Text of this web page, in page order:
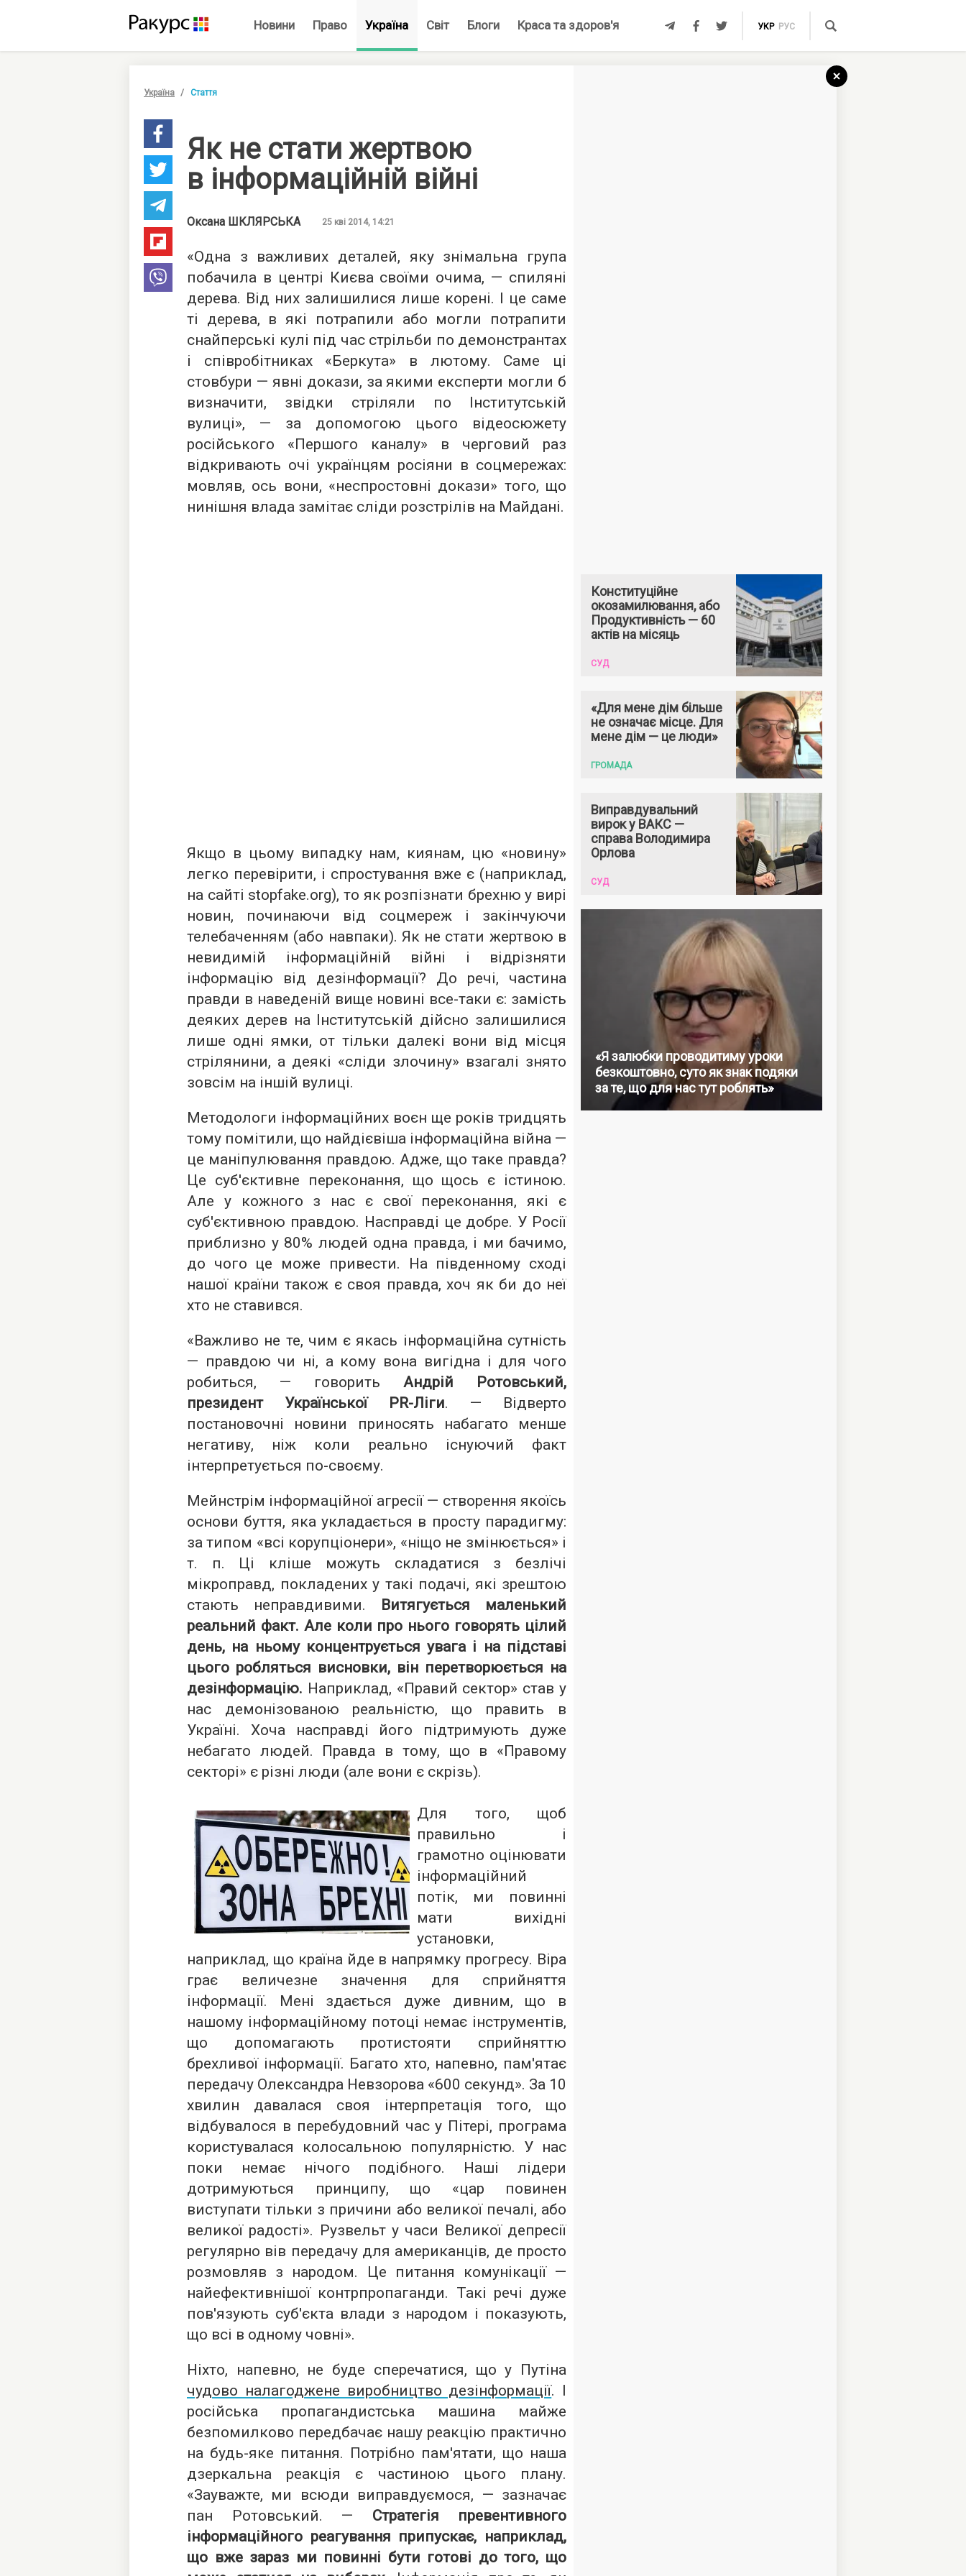
Новини Право Україна Світ Блоги Краса та здоров'я УКР РУС
Україна Стаття
Як не стати жертвою
в інформаційній війні
Оксана ШКЛЯРСЬКА 25 кві 2014, 14:21
«Одна з важливих деталей, яку знімальна група
побачила в центрі Києва своїми очима, — спиляні
дерева. Від них залишилися лише корені. І це саме
ті дерева, в які потрапили або могли потрапити
снайперські кулі під час стрільби по демонстрантах
і співробітниках «Беркута» в лютому. Саме ці
стовбури — явні докази, за якими експерти могли б
визначити, звідки стріляли по Інститутській
вулиці», — за допомогою цього відеосюжету
російського «Першого каналу» в черговий раз
відкривають очі українцям росіяни в соцмережах:
мовляв, ось вони, «неспростовні докази» того, що
нинішня влада замітає сліди розстрілів на Майдані.
Якщо в цьому випадку нам, киянам, цю «новину»
легко перевірити, і спростування вже є (наприклад,
на сайті stopfake.org), то як розпізнати брехню у вирі
новин, починаючи від соцмереж і закінчуючи
телебаченням (або навпаки). Як не стати жертвою в
невидимій інформаційній війні і відрізняти
інформацію від дезінформації? До речі, частина
правди в наведеній вище новині все-таки є: замість
деяких дерев на Інститутській дійсно залишилися
лише одні ямки, от тільки далекі вони від місця
стрілянини, а деякі «сліди злочину» взагалі знято
зовсім на іншій вулиці.
Методологи інформаційних воєн ще років тридцять
тому помітили, що найдієвіша інформаційна війна —
це маніпулювання правдою. Адже, що таке правда?
Це суб'єктивне переконання, що щось є істиною.
Але у кожного з нас є свої переконання, які є
суб'єктивною правдою. Насправді це добре. У Росії
приблизно у 80% людей одна правда, і ми бачимо,
до чого це може привести. На південному сході
нашої країни також є своя правда, хоч як би до неї
хто не ставився.
«Важливо не те, чим є якась інформаційна сутність
— правдою чи ні, а кому вона вигідна і для чого
робиться, — говорить Андрій Ротовський,
президент Української PR-Ліги. — Відверто
постановочні новини приносять набагато менше
негативу, ніж коли реально існуючий факт
інтерпретується по-своєму.
Мейнстрім інформаційної агресії — створення якоїсь
основи буття, яка укладається в просту парадигму:
за типом «всі корупціонери», «ніщо не змінюється» і
т. п. Ці кліше можуть складатися з безлічі
мікроправд, покладених у такі подачі, які зрештою
стають неправдивими. Витягується маленький
реальний факт. Але коли про нього говорять цілий
день, на ньому концентрується увага і на підставі
цього робляться висновки, він перетворюється на
дезінформацію. Наприклад, «Правий сектор» став у
нас демонізованою реальністю, що править в
Україні. Хоча насправді його підтримують дуже
небагато людей. Правда в тому, що в «Правому
секторі» є різні люди (але вони є скрізь).
Для того, щоб
правильно і
грамотно оцінювати
інформаційний
потік, ми повинні
мати вихідні
установки,
наприклад, що країна йде в напрямку прогресу. Віра
грає величезне значення для сприйняття
інформації. Мені здається дуже дивним, що в
нашому інформаційному потоці немає інструментів,
що допомагають протистояти сприйняттю
брехливої інформації. Багато хто, напевно, пам'ятає
передачу Олександра Невзорова «600 секунд». За 10
хвилин давалася своя інтерпретація того, що
відбувалося в перебудовний час у Пітері, програма
користувалася колосальною популярністю. У нас
поки немає нічого подібного. Наші лідери
дотримуються принципу, що «цар повинен
виступати тільки з причини або великої печалі, або
великої радості». Рузвельт у часи Великої депресії
регулярно вів передачу для американців, де просто
розмовляв з народом. Це питання комунікації —
найефективнішої контрпропаганди. Такі речі дуже
пов'язують суб'єкта влади з народом і показують,
що всі в одному човні».
Ніхто, напевно, не буде сперечатися, що у Путіна
чудово налагоджене виробництво дезінформації. І
російська пропагандистська машина майже
безпомилково передбачає нашу реакцію практично
на будь-яке питання. Потрібно пам'ятати, що наша
дзеркальна реакція є частиною цього плану.
«Зауважте, ми всюди виправдуємося, — зазначає
пан Ротовський. — Стратегія превентивного
інформаційного реагування припускає, наприклад,
що вже зараз ми повинні бути готові до того, що
Конституційне
окозамилювання, або
Продуктивність — 60
актів на місяць
СУД
«Для мене дім більше
не означає місце. Для
мене дім — це люди»
ГРОМАДА
Виправдувальний
вирок у ВАКС —
справа Володимира
Орлова
СУД
«Я залюбки проводитиму уроки
безкоштовно, суто як знак подяки
за те, що для нас тут роблять»